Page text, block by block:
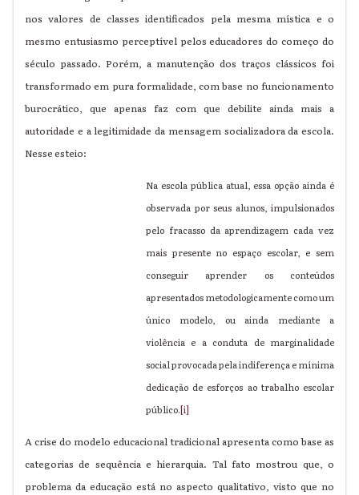
nos valores de classes identificados pela mesma mística e o
mesmo entusiasmo perceptível pelos educadores do começo do
século passado. Porém, a manutenção dos traços clássicos foi
transformado em pura formalidade, com base no funcionamento
burocrático, que apenas faz com que debilite ainda mais a
autoridade e a legitimidade da mensagem socializadora da escola.
Nesse esteio:
Na escola pública atual, essa opção ainda é
observada por seus alunos, impulsionados
pelo fracasso da aprendizagem cada vez
mais presente no espaço escolar, e sem
conseguir aprender os conteúdos
apresentados metodologicamente como um
único modelo, ou ainda mediante a
violência e a conduta de marginalidade
social provocada pela indiferença e mínima
dedicação de esforços ao trabalho escolar
público.[i]
A crise do modelo educacional tradicional apresenta como base as
categorias de sequência e hierarquia. Tal fato mostrou que, o
problema da educação está no aspecto qualitativo, visto que no